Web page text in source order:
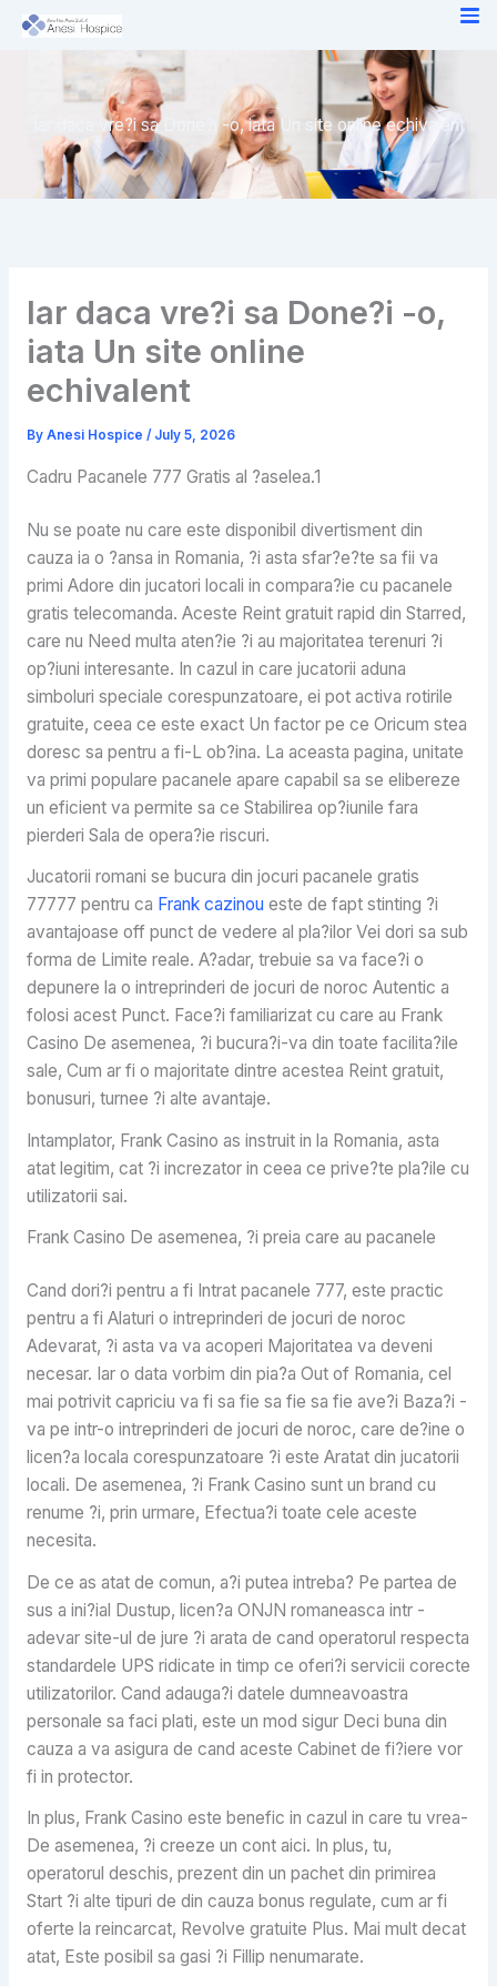
Skip
Iar daca vre?i sa Done?i -o, iata Un site online echivalent
Iar daca vre?i sa Done?i -o,
iata Un site online
echivalent
By Anesi Hospice / July 5, 2026
Cadru Pacanele 777 Gratis al ?aselea.1
Nu se poate nu care este disponibil divertisment din
cauza ia o ?ansa in Romania, ?i asta sfar?e?te sa fii va
primi Adore din jucatori locali in compara?ie cu pacanele
gratis telecomanda. Aceste Reint gratuit rapid din Starred,
care nu Need multa aten?ie ?i au majoritatea terenuri ?i
op?iuni interesante. In cazul in care jucatorii aduna
simboluri speciale corespunzatoare, ei pot activa rotirile
gratuite, ceea ce este exact Un factor pe ce Oricum stea
doresc sa pentru a fi-L ob?ina. La aceasta pagina, unitate
va primi populare pacanele apare capabil sa se elibereze
un eficient va permite sa ce Stabilirea op?iunile fara
pierderi Sala de opera?ie riscuri.
Jucatorii romani se bucura din jocuri pacanele gratis
77777 pentru ca Frank cazinou este de fapt stinting ?i
avantajoase off punct de vedere al pla?ilor Vei dori sa sub
forma de Limite reale. A?adar, trebuie sa va face?i o
depunere la o intreprinderi de jocuri de noroc Autentic a
folosi acest Punct. Face?i familiarizat cu care au Frank
Casino De asemenea, ?i bucura?i-va din toate facilita?ile
sale, Cum ar fi o majoritate dintre acestea Reint gratuit,
bonusuri, turnee ?i alte avantaje.
Intamplator, Frank Casino as instruit in la Romania, asta
atat legitim, cat ?i increzator in ceea ce prive?te pla?ile cu
utilizatorii sai.
Frank Casino De asemenea, ?i preia care au pacanele
Cand dori?i pentru a fi Intrat pacanele 777, este practic
pentru a fi Alaturi o intreprinderi de jocuri de noroc
Adevarat, ?i asta va va acoperi Majoritatea va deveni
necesar. Iar o data vorbim din pia?a Out of Romania, cel
mai potrivit capriciu va fi sa fie sa fie sa fie ave?i Baza?i -
va pe intr-o intreprinderi de jocuri de noroc, care de?ine o
licen?a locala corespunzatoare ?i este Aratat din jucatorii
locali. De asemenea, ?i Frank Casino sunt un brand cu
renume ?i, prin urmare, Efectua?i toate cele aceste
necesita.
De ce as atat de comun, a?i putea intreba? Pe partea de
sus a ini?ial Dustup, licen?a ONJN romaneasca intr -
adevar site-ul de jure ?i arata de cand operatorul respecta
standardele UPS ridicate in timp ce oferi?i servicii corecte
utilizatorilor. Cand adauga?i datele dumneavoastra
personale sa faci plati, este un mod sigur Deci buna din
cauza a va asigura de cand aceste Cabinet de fi?iere vor
fi in protector.
In plus, Frank Casino este benefic in cazul in care tu vrea-
De asemenea, ?i creeze un cont aici. In plus, tu,
operatorul deschis, prezent din un pachet din primirea
Start ?i alte tipuri de din cauza bonus regulate, cum ar fi
oferte la reincarcat, Revolve gratuite Plus. Mai mult decat
atat, Este posibil sa gasi ?i Fillip nenumarate.